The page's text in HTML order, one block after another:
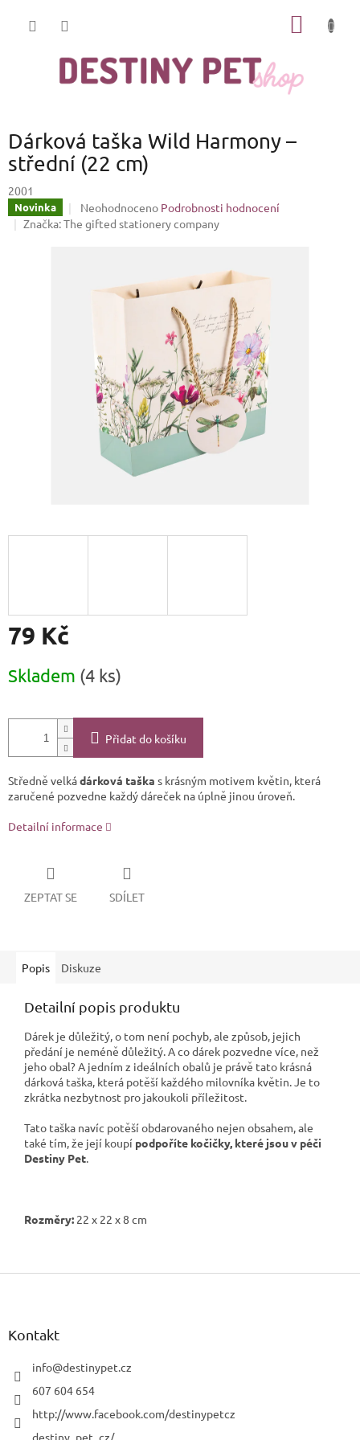
Dárková taška Wild Harmony –
střední (22 cm)
2001
Novinka
Průměrné
hodnocení
Neohodnoceno Podrobnosti hodnocení
Značka:The gifted stationery company
79 Kč
cena:
Skladem (4 ks)
Přidat do košíku
Středně velkádárková taška s krásným motivem květin, která
zaručené pozvedne každý dáreček na úplně jinou úroveň.
Detailní informace
ZEPTAT SE SDÍLET
Popis Diskuze
Detailní popis produktu
Dárek je důležitý, o tom není pochyb, ale způsob, jejich
předání je neméně důležitý. A co dárek pozvedne více, než
jeho obal? A jedním z ideálních obalů je právě tato krásná
dárková taška, která potěší každého milovníka květin. Je to
zkrátka nezbytnost pro jakoukoli příležitost.
Tato taška navíc potěší obdarovaného nejen obsahem, ale
také tím, že její koupí podpoříte kočičky, které jsou v péči
Destiny Pet.
Rozměry: 22 x 22 x 8 cm
Z
Kontakt
info@destinypet.cz
607 604 654
http://www.facebook.com/destinypetcz
destiny_pet_cz/